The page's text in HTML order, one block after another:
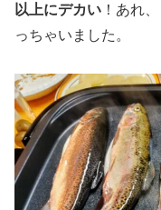
以上にデカい ！あれ
っちゃいました。